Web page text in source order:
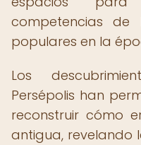
competencias
populares en la
Los
Persépolis han
reconstruir cómo
antigua, revelando